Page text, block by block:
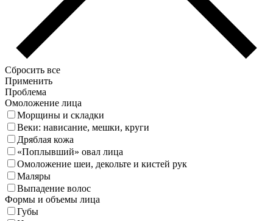
Сбросить все
Применить
Проблема
Омоложение лица
Морщины и складки
Веки: нависание, мешки, круги
Дряблая кожа
«Поплывший» овал лица
Омоложение шеи, декольте и кистей рук
Маляры
Выпадение волос
Формы и объемы лица
Губы